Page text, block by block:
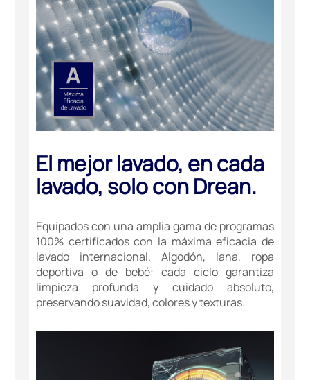
El mejor lavado, en cada
lavado, solo con Drean.
Equipados con una amplia gama de programas
100% certificados con la máxima eficacia de
lavado internacional. Algodón, lana, ropa
deportiva o de bebé: cada ciclo garantiza
limpieza profunda y cuidado absoluto,
preservando suavidad, colores y texturas.